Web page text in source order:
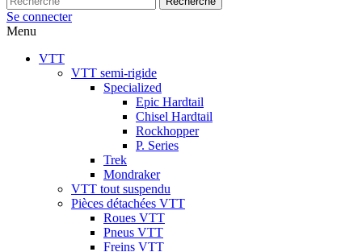
Se connecter
Menu
VTT
VTT semi-rigide
Specialized
Epic Hardtail
Chisel Hardtail
Rockhopper
P. Series
Trek
Mondraker
VTT tout suspendu
Pièces détachées VTT
Roues VTT
Pneus VTT
Freins VTT